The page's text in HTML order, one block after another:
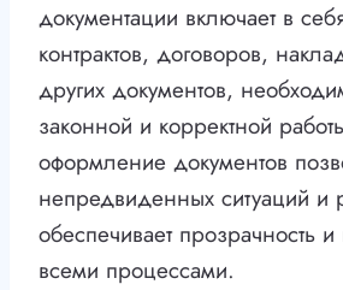
документации включает в
контрактов, договоров,
других документов,
законной и корректной
оформление документов
непредвиденных ситуаций и
обеспечивает прозрачность
всеми процессами.